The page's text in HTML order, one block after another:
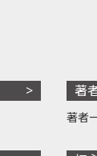
著
著者